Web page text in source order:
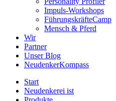
Impuls-Workshops
FührungskräfteCamp
Mensch & Pferd
Wir
Partner
Unser Blog
NeudenkerKompass
Start
Neudenkerei ist